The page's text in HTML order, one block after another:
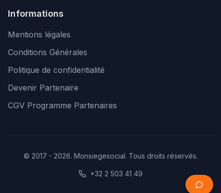
Informations
Mentions légales
Conditions Générales
Politique de confidentialité
Devenir Partenaire
CGV Programme Partenaires
© 2017 - 2026. Monsiegesocial. Tous droits réservés.
+32 2 503 41 49